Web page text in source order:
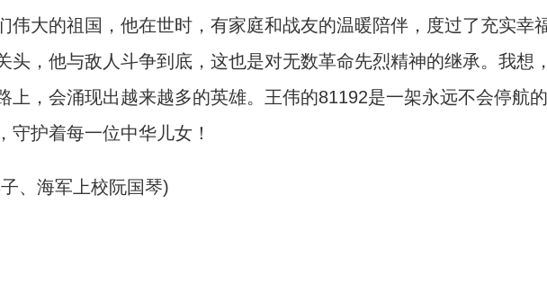
伟大的祖国，他在世时，有家庭和战友的温暖陪伴，度过了充实幸
头，他与敌人斗争到底，这也是对无数革命先烈精神的继承。我想，
上，会涌现出越来越多的英雄。王伟的81192是一架永远不会停航的
守护着每一位中华儿女！
海军上校阮国琴)